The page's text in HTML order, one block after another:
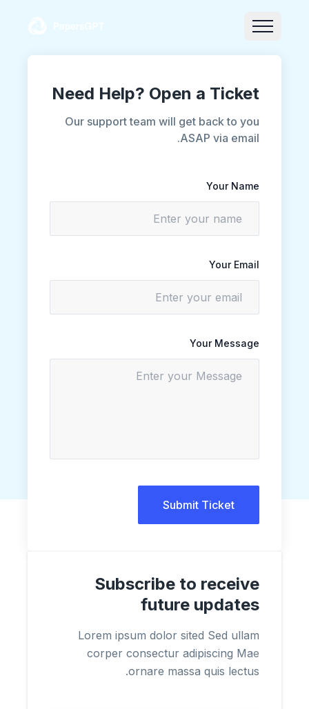
Need Help? Open a Ticket
Our support team will get back to you
ASAP via email.
Your Name
Your Email
Your Message
Submit Ticket
Subscribe to receive
future updates
Lorem ipsum dolor sited Sed ullam
corper consectur adipiscing Mae
ornare massa quis lectus.